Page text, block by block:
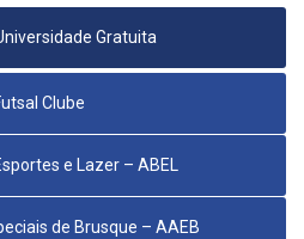
Gratuita
Clube
e Lazer – ABEL
de Brusque – AAEB